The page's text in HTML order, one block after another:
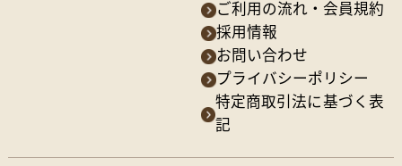
ご利用の流れ・会員規約
採用情報
お問い合わせ
プライバシーポリシー
特定商取引法に基づく表
記